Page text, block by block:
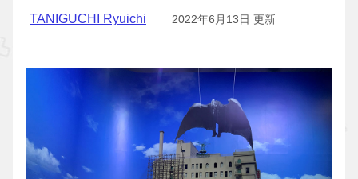
TANIGUCHI Ryuichi 2022年6月13日 更新